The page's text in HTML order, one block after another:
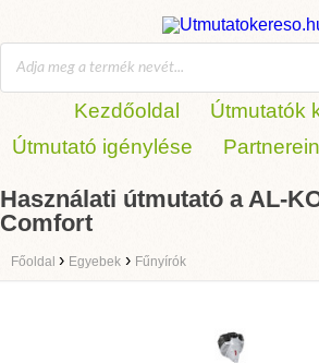
Kezdőoldal
Útmutatók
Útmutató igénylése
Használati útmutató a AL-
Comfort
Főoldal › Egyebek › Fűnyírók